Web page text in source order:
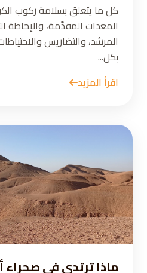
كل ما يتعلق بسلامة ركوب
المعدات المقدَّمة، والإحاطة
المرشد، والتضاريس
بكل...
اقرأ المزيد
ماذا ترتدي في صحراء